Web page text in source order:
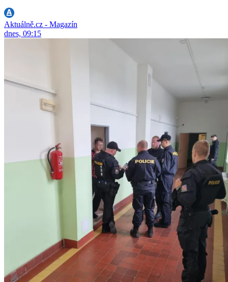
Aktuálně.cz - Magazín
dnes, 09:15